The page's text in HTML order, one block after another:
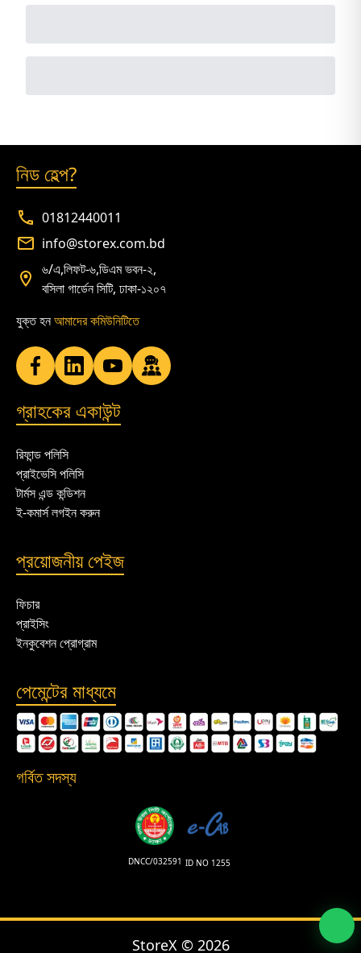
নিড হেল্প?
01812440011
info@storex.com.bd
৬/এ,লিফট-৬,ডিএম ভবন-২,
বসিলা গার্ডেন সিটি, ঢাকা-১২০৭
যুক্ত হনআমাদের কমিউনিটিতে
গ্রাহকের একাউন্ট
রিফান্ড পলিসি
প্রাইভেসি পলিসি
টার্মস এন্ড কন্ডিশন
ই-কমার্স লগইন করুন
প্রয়োজনীয় পেইজ
ফিচার
প্রাইসিং
ইনকুবেশন প্রোগ্রাম
পেমেন্টের মাধ্যমে
গর্বিত সদস্য
DNCC/032591 ID NO 1255
StoreX © 2026